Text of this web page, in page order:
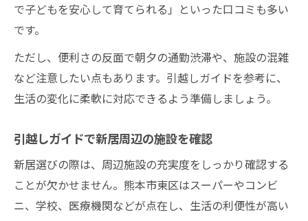
で子どもを安心して育てられる」といった口コミも多い
です。
ただし、便利さの反面で朝夕の通勤渋滞や、施設の混雑
など注意したい点もあります。引越しガイドを参考に、
生活の変化に柔軟に対応できるよう準備しましょう。
引越しガイドで新居周辺の施設を確認
新居選びの際は、周辺施設の充実度をしっかり確認する
ことが欠かせません。熊本市東区はスーパーやコンビ
ニ、学校、医療機関などが点在し、生活の利便性が高い